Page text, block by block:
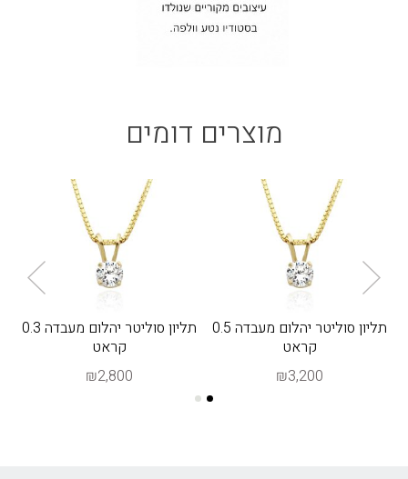
מוצרים דומים
תליון סוליטר יהלום מעבדה 0.5
קראט
₪3,200
תליון סוליטר יהלום מעבדה 0.3
קראט
₪2,800